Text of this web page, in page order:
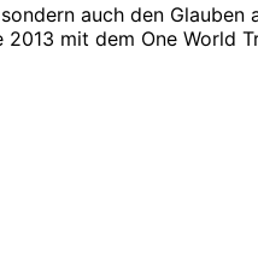
auch den Glauben
mit dem One World